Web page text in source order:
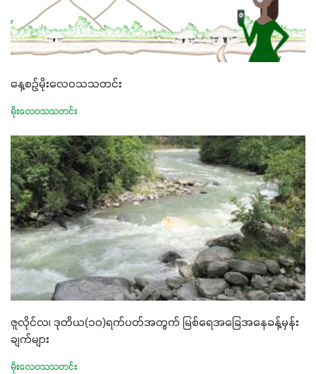
နေ့စဉ်မိုးလေဝသသတင်း
မိုးလေဝသသတင်း
ဇူလိုင်လ၊ ဒုတိယ(၁၀)ရက်ပတ်အတွက် မြစ်ရေအခြေအနေခန့်မှန်း
ချက်များ
မိုးလေဝသသတင်း